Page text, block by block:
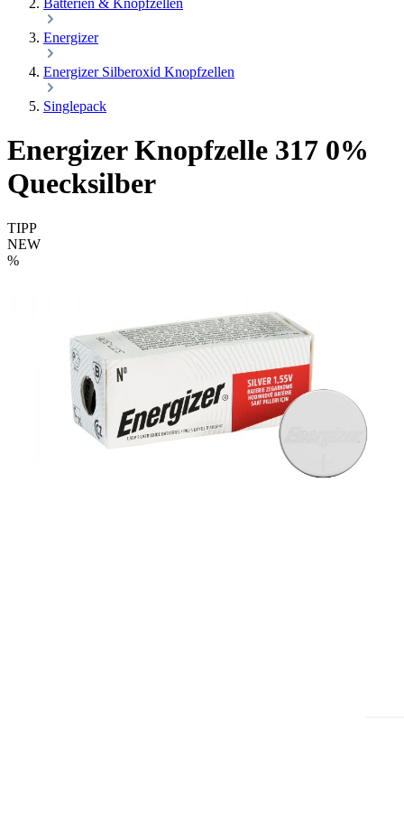
Batterien & Knopfzellen
Energizer
Energizer Silberoxid Knopfzellen
Singlepack
Energizer Knopfzelle 317 0%
Quecksilber
TIPP
NEW
%